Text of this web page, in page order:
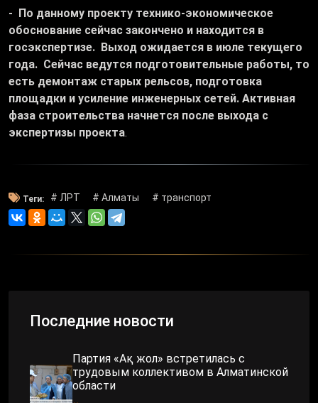
- По данному проекту технико-экономическое
обоснование сейчас закончено и находится в
госэкспертизе. Выход ожидается в июле текущего
года. Сейчас ведутся подготовительные работы, то
есть демонтаж старых рельсов, подготовка
площадки и усиление инженерных сетей. Активная
фаза строительства начнется после выхода с
экспертизы проекта.
Теги: # ЛРТ # Алматы # транспорт
Последние новости
Партия «Ақ жол» встретилась с
трудовым коллективом в Алматинской
области